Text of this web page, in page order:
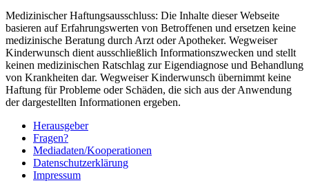
Medizinischer Haftungsausschluss: Die Inhalte dieser Webseite
basieren auf Erfahrungswerten von Betroffenen und ersetzen keine
medizinische Beratung durch Arzt oder Apotheker. Wegweiser
Kinderwunsch dient ausschließlich Informationszwecken und stellt
keinen medizinischen Ratschlag zur Eigendiagnose und Behandlung
von Krankheiten dar. Wegweiser Kinderwunsch übernimmt keine
Haftung für Probleme oder Schäden, die sich aus der Anwendung
der dargestellten Informationen ergeben.
Her­aus­ge­ber
Fra­gen?
Mediadaten/Kooperationen
Daten­schutz­er­klä­rung
Impres­sum